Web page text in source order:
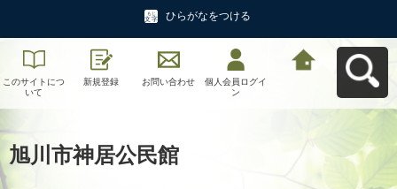
ひらがなをつける
このサイトにつ
いて
新規登録 お問い合わせ
個人会員ログイ
ン
旭川市神居公民館